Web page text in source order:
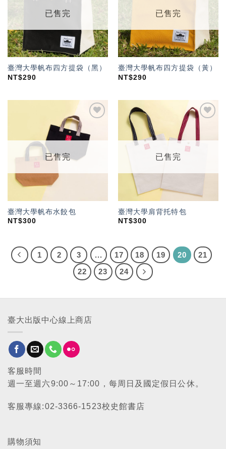
已售完
臺灣大學帆布四方提袋（黑）
NT$290
已售完
臺灣大學帆布四方提袋（黃）
NT$290
望輕
已售完
臺灣大學帆布水餃包
NT$300
望輕
已售完
臺灣大學肩背托特包
NT$300
1 2 3 ... 17 18 19 20
21
22
23 24
臺大出版中心線上商店
客服時間
週一至週六9:00～17:00，每周日及國定假日公休。
客服專線:02-3366-1523校史館書店
購物須知